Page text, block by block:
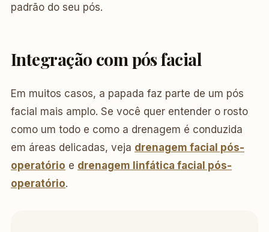
padrão do seu pós.
Integração com pós facial
Em muitos casos, a papada faz parte de um pós
facial mais amplo. Se você quer entender o rosto
como um todo e como a drenagem é conduzida
em áreas delicadas, veja drenagem facial pós-
operatório e drenagem linfática facial pós-
operatório.